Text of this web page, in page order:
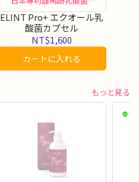
ELINT Pro+ エクオール乳
酸菌カプセル
NT$1,600
カートに入れる
もっと見る